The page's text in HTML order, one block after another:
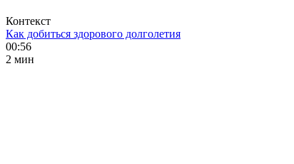
Контекст
Как добиться здорового долголетия
00:56
2 мин